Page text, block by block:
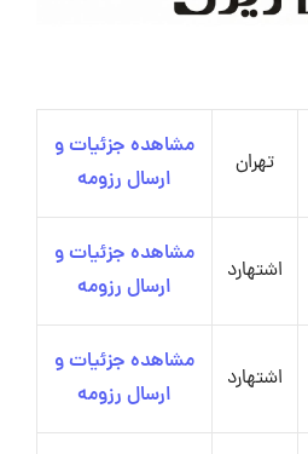
تهران
مشاهده جزئیات و
ارسال رزومه
اشتهارد
مشاهده جزئیات و
ارسال رزومه
اشتهارد
مشاهده جزئیات و
ارسال رزومه